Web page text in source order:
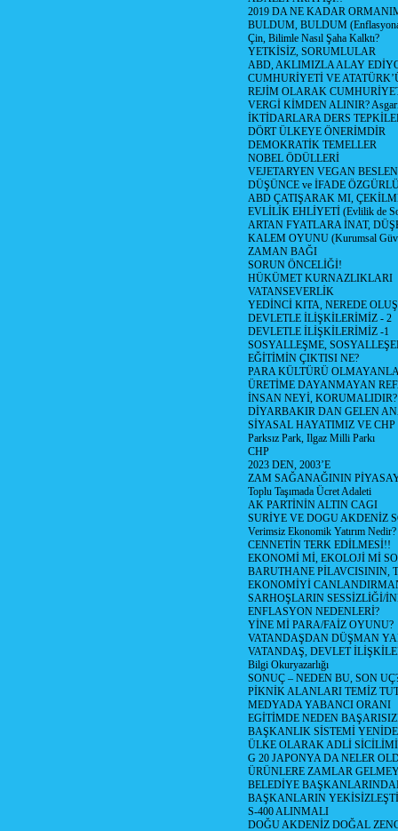
2019 DA NE KADAR
BULDUM, BULDUM
Çin, Bilimle Nasıl Şaha Kalktı?
YETKİSİZ, SORUMLULAR
ABD, AKLIMIZLA ALAY
CUMHURİYETİ VE
REJİM OLARAK
VERGİ KİMDEN ALINIR?
İKTİDARLARA DERS
DÖRT ÜLKEYE ÖNERİMDİR
DEMOKRATİK TEMELLER
NOBEL ÖDÜLLERİ
VEJETARYEN VEGAN
DÜŞÜNCE ve İFADE
ABD ÇATIŞARAK MI,
EVLİLİK EHLİYETİ (Evlilik de
ARTAN FYATLARA İNAT,
KALEM OYUNU (Kurumsal
ZAMAN BAĞI
SORUN ÖNCELİĞİ!
HÜKÜMET KURNAZLIKLARI
VATANSEVERLİK
YEDİNCİ KITA, NEREDE
DEVLETLE İLİŞKİLERİMİZ - 2
DEVLETLE İLİŞKİLERİMİZ -1
SOSYALLEŞME,
EĞİTİMİN ÇIKTISI NE?
PARA KÜLTÜRÜ
ÜRETİME DAYANMAYAN
İNSAN NEYİ, KORUMALIDIR?
DİYARBAKIR DAN GELEN
SİYASAL HAYATIMIZ VE CHP
Parksız Park, Ilgaz Milli Parkı
CHP
2023 DEN, 2003’E
ZAM SAĞANAĞININ
Toplu Taşımada Ücret Adaleti
AK PARTİNİN ALTIN CAGI
SURİYE VE DOGU AKDENİZ
Verimsiz Ekonomik Yatırım Nedir?
CENNETİN TERK EDİLMESİ!!
EKONOMİ Mİ, EKOLOJİ Mİ
BARUTHANE PİLAVCISININ,
EKONOMİYİ
SARHOŞLARIN SESSİZLİĞİ/
ENFLASYON NEDENLERİ?
YİNE Mİ PARA/FAİZ OYUNU?
VATANDAŞDAN DÜŞMAN
VATANDAŞ, DEVLET
Bilgi Okuryazarlığı
SONUÇ – NEDEN BU, SON
PİKNİK ALANLARI TEMİZ
MEDYADA YABANCI ORANI
EGİTİMDE NEDEN
BAŞKANLIK SİSTEMİ
ÜLKE OLARAK ADLİ
G 20 JAPONYA DA NELER
ÜRÜNLERE ZAMLAR
BELEDİYE
BAŞKANLARIN
S-400 ALINMALI
DOĞU AKDENİZ DOĞAL